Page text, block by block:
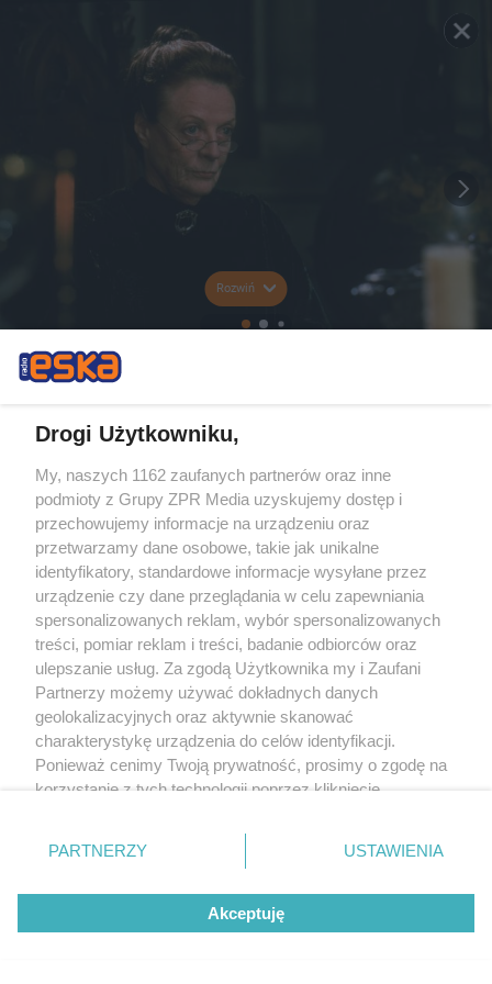
Rozwiń
Drogi Użytkowniku,
My, naszych 1162 zaufanych partnerów oraz inne
podmioty z Grupy ZPR Media uzyskujemy dostęp i
przechowujemy informacje na urządzeniu oraz
przetwarzamy dane osobowe, takie jak unikalne
identyfikatory, standardowe informacje wysyłane przez
urządzenie czy dane przeglądania w celu zapewniania
spersonalizowanych reklam, wybór spersonalizowanych
treści, pomiar reklam i treści, badanie odbiorców oraz
ulepszanie usług. Za zgodą Użytkownika my i Zaufani
Partnerzy możemy używać dokładnych danych
geolokalizacyjnych oraz aktywnie skanować
charakterystykę urządzenia do celów identyfikacji.
Ponieważ cenimy Twoją prywatność, prosimy o zgodę na
korzystanie z tych technologii poprzez kliknięcie
zmienić/wycofać klikając przycisk ustawień prywatności
znajdujący się w lewym dolnym rogu strony
rodzaje przetwarzania danych nie wymagają zgody
użytkownika, ale masz prawo sprzeciwić się takiemu
przetwarzaniu. Preferencje będą miały zastosowanie tylko
PARTNERZY USTAWIENIA
Akceptuję